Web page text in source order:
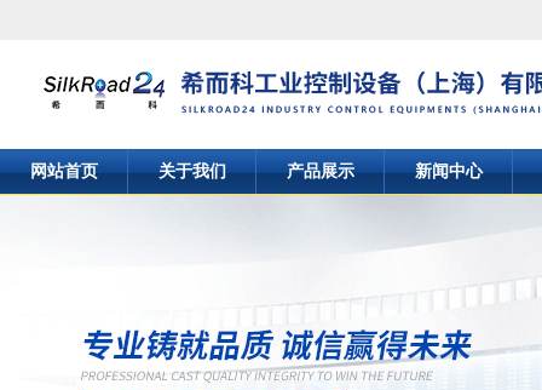
网站首页 关于我们 产品展示 新闻中心